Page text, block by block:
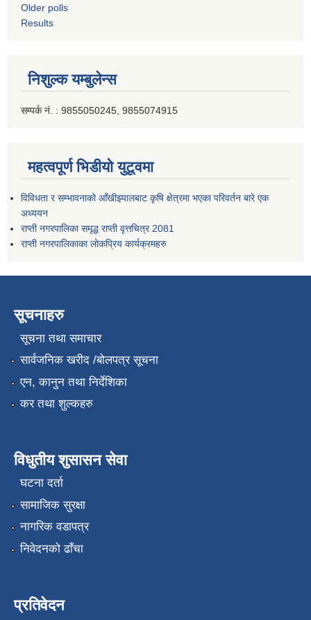
Older polls
Results
निशुल्क यम्बुलेन्स
सम्पर्क नं. : 9855050245, 9855074915
महत्वपूर्ण भिडीयो युटूवमा
विविधता र सम्भावनाको आँखीझ्यालबाट कृषि क्षेत्रमा भएका परिवर्तन बारे एक
अध्ययन
राप्ती नगरपालिका समृद्ध राप्ती वृत्तचित्र 2081
राप्ती नगरपालिकाका लोकप्रिय कार्यक्रमहरु
सूचनाहरु
सूचना तथा समाचार
सार्वजनिक खरीद /बोलपत्र सूचना
एन, कानुन तथा निर्देशिका
कर तथा शुल्कहरु
विधुतीय शुसासन सेवा
घटना दर्ता
सामाजिक सुरक्षा
नागरिक वडापत्र
निवेदनको ढाँचा
प्रतिवेदन